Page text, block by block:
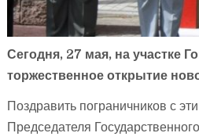
Сегодня, 27 мая, на участке
торжественное открытие
Поздравить пограничников с
Председателя